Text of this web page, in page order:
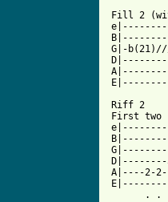
Fill 2
G|-
Riff 2
First
A|----2-
. .